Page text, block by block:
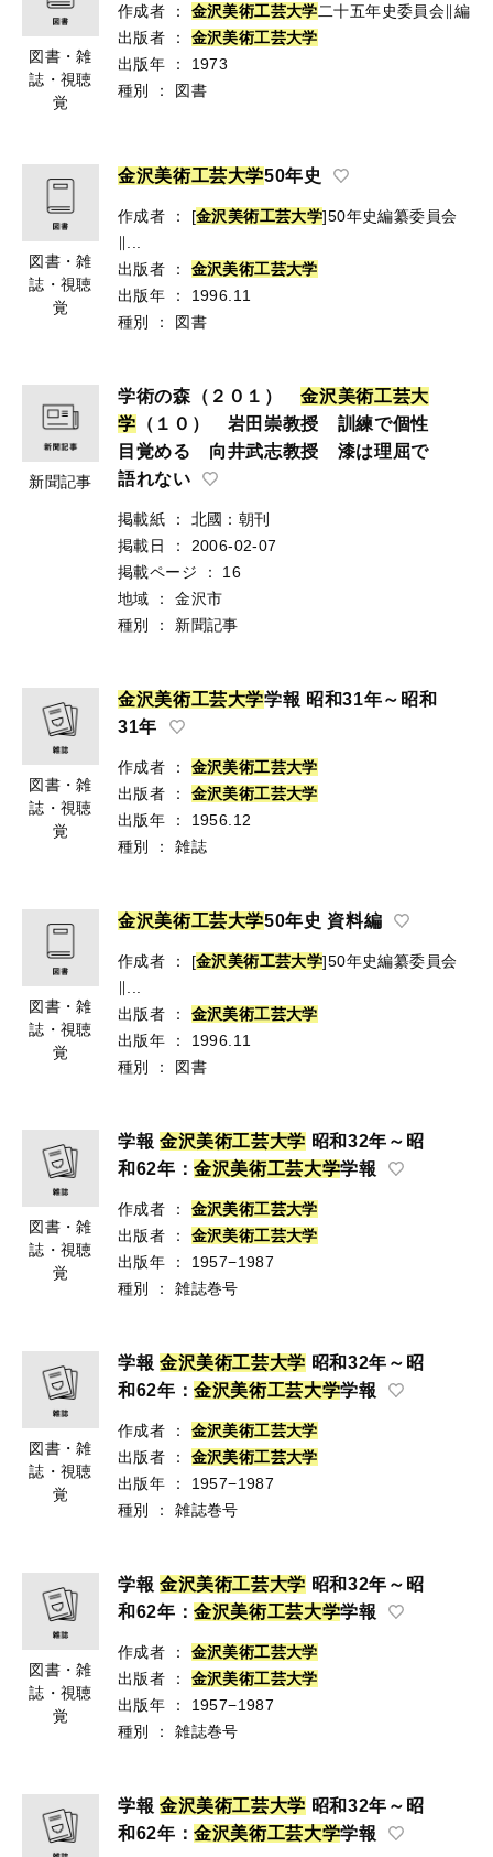
図書・雑
誌・視聴
覚
作成者 ： 金沢美術工芸大学二十五年史委員会∥編
出版者
： 金沢美術工芸大学
出版年
：
1973
種別
： 図書
図書・雑
誌・視聴
覚
金沢美術工芸大学50年史
作成者 ： [金沢美術工芸大学]50年史編纂委員会
∥...
出版者
： 金沢美術工芸大学
出版年
：
1996.11
種別
： 図書
新聞記事
学術の森（２０１）金沢美術工芸大
学 （１０） 岩田崇教授 訓練で個性
目覚める 向井武志教授 漆は理屈で
語れない
掲載紙 ：
北國：朝刊
掲載日
：
2006-02-07
掲載ページ
：
16
地域
：
金沢市
種別
： 新聞記事
図書・雑
誌・視聴
覚
金沢美術工芸大学学報 昭和31年～昭和
31年
作成者 ： 金沢美術工芸大学
出版者
： 金沢美術工芸大学
出版年
：
1956.12
種別
： 雑誌
図書・雑
誌・視聴
覚
金沢美術工芸大学50年史 資料編
作成者 ： [金沢美術工芸大学]50年史編纂委員会
∥...
出版者
： 金沢美術工芸大学
出版年
：
1996.11
種別
： 図書
図書・雑
誌・視聴
覚
学報 金沢美術工芸大学 昭和32年～昭
和62年：金沢美術工芸大学学報
作成者 ： 金沢美術工芸大学
出版者
： 金沢美術工芸大学
出版年
：
1957−1987
種別
： 雑誌巻号
図書・雑
誌・視聴
覚
学報 金沢美術工芸大学 昭和32年～昭
和62年：金沢美術工芸大学学報
作成者 ： 金沢美術工芸大学
出版者
： 金沢美術工芸大学
出版年
：
1957−1987
種別
： 雑誌巻号
図書・雑
誌・視聴
覚
学報 金沢美術工芸大学 昭和32年～昭
和62年：金沢美術工芸大学学報
作成者 ： 金沢美術工芸大学
出版者
： 金沢美術工芸大学
出版年
：
1957−1987
種別
： 雑誌巻号
学報 金沢美術工芸大学 昭和32年～昭
和62年：金沢美術工芸大学学報